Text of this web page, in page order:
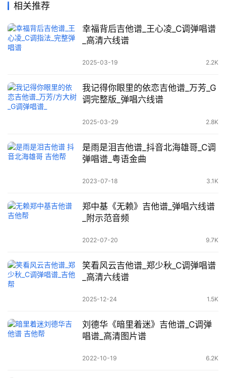
相关推荐
幸福背后吉他谱_王心凌_C调弹唱谱
_高清六线谱
2025-03-19 2.2K
我记得你眼里的依恋吉他谱_万芳_G
调完整版_弹唱六线谱
2025-03-29 2.8K
是雨是泪吉他谱_抖音北海雄哥_C调
弹唱谱_粤语金曲
2023-07-18 3.1K
郑中基《无赖》吉他谱_弹唱六线谱
_附示范音频
2022-07-20 9.7K
笑看风云吉他谱_郑少秋_C调弹唱谱
_高清六线谱
2025-12-24 1.5K
刘德华《暗里着迷》吉他谱_C调弹
唱谱_高清图片谱
2022-10-19 6.2K